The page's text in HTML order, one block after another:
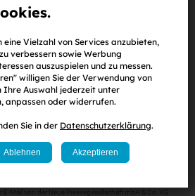
ein Klein- undGroßbuchstabe)
E-Mail von der Neue Pressegesellschaft mbH & Co. KG
eine Vielzahl von Services anzubieten,
verbessern sowie Werbung
auszuspielen und zu messen.
willigen Sie der Verwendung von
Ihre Auswahl jederzeit unter
anpassen oder widerrufen.
Sie in der Datenschutzerklärung.
Ablehnen Akzeptieren